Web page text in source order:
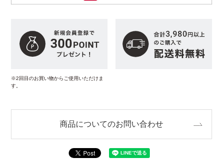
※2回目のお買い物からご使用いただけま
す。
商品についてのお問い合わせ